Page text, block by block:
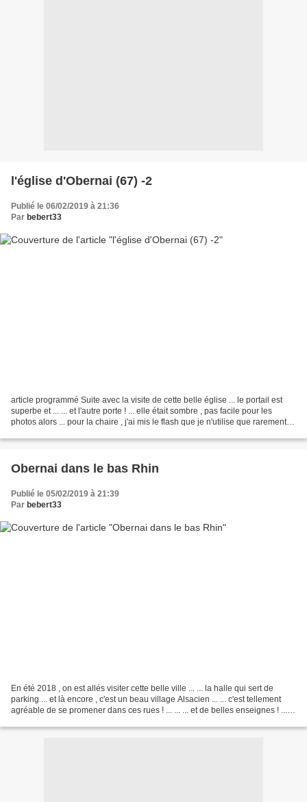
l'église d'Obernai (67) -2
Publié le 06/02/2019 à 21:36
Par bebert33
article programmé Suite avec la visite de cette belle église ... le portail est
superbe et ... ... et l'autre porte ! ... elle était sombre , pas facile pour les
photos alors ... pour la chaire , j'ai mis le flash que je n'utilise que rarement !
Obernai dans le bas Rhin
Publié le 05/02/2019 à 21:39
Par bebert33
En été 2018 , on est allés visiter cette belle ville ... ... la halle qui sert de
parking ... et là encore , c'est un beau village Alsacien ... ... c'est tellement
agréable de se promener dans ces rues ! ... ... ... et de belles enseignes ! ... ...